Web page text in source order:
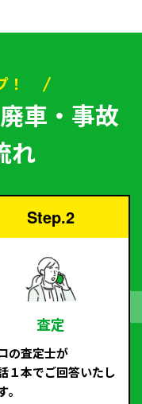
！
車・事故
れ
Step.2
査定
の査定士が
１本でご回答いたし
。